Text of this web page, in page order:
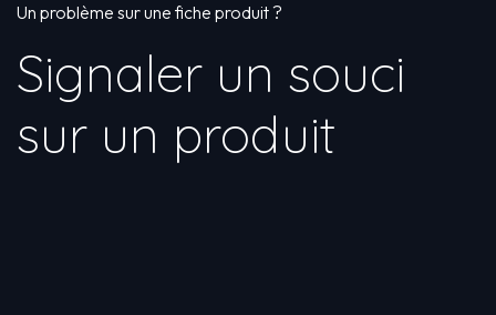
Un problème sur une fiche produit ?
Signaler un souci
sur un produit